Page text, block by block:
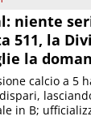
niente
511, la
la
calcio a 5
in B;